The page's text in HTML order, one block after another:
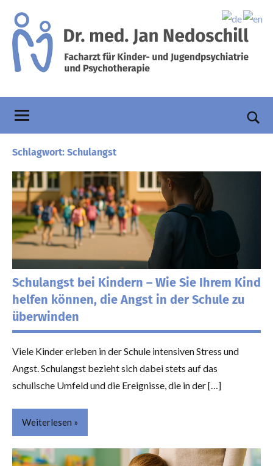
Inhalt
springen
Dr.
Nedoschill
für
Kinder-
und
Psychotherapie
Schlagwort: Schulangst
Schulangst bei Kindern – Wie Sie Ihrem Kind
helfen können, die Angst in der Schule zu
überwinden
Viele Kinder erleben in der Schule intensiven Stress und
Angst. Schulangst bezieht sich dabei stets auf das
schulische Umfeld und die Ereignisse, die in der […]
Weiterlesen
Themen